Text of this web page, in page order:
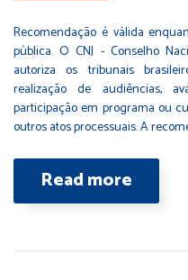
Recomendação é válida
pública. O CNJ - Conselho
autoriza os tribunais
realização de audiências,
participação em programa ou
outros atos processuais. A
Read more